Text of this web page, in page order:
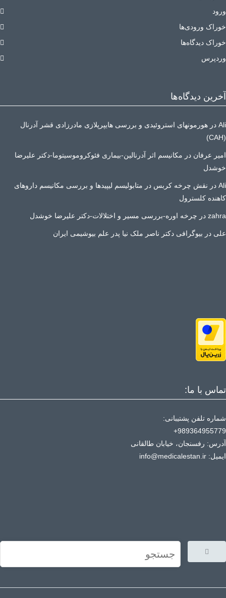
ورود
خوراک ورودی‌ها
خوراک دیدگاه‌ها
وردپرس
آخرین دیدگاه‌ها
Ali در هورمونهای استروئیدی و بررسی هایپرپلازی مادرزادی قشر آدرنال
(CAH)
امیر عرفان در مکانیسم اثر آدرنالین-بیماری فئوکروموسیتوما-دکتر علیرضا
خوشدل
Ali در نقش چرخه کربس در متابولیسم لیپیدها و بررسی مکانیسم داروهای
کاهنده کلسترول
zahra در چرخه اوره-بررسی مسیر و اختلالات-دکتر علیرضا خوشدل
علی در بیوگرافی دکتر ناصر ملک نیا پدر علم بیوشیمی ایران
تماس با ما:
شماره تلفن پشتیبانی:
989364955779+
آدرس: رفسنجان، خیابان طالقانی
ایمیل: info@medicalestan.ir